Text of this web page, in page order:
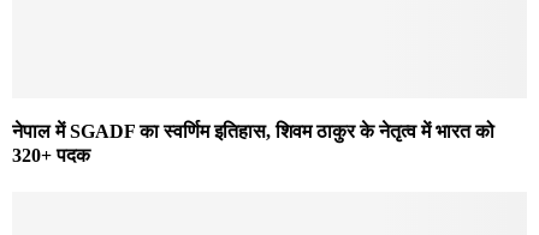
नेपाल में SGADF का स्वर्णिम इतिहास, शिवम ठाकुर के नेतृत्व में भारत को
320+ पदक